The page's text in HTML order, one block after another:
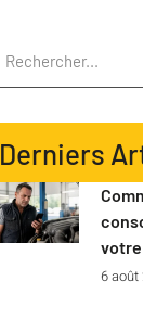
Derniers
6 août